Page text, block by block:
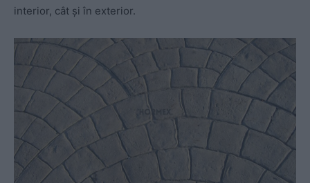
interior, cât și în exterior.